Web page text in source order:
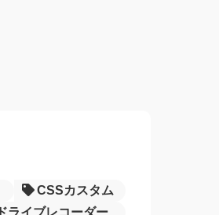
CSSカスタム